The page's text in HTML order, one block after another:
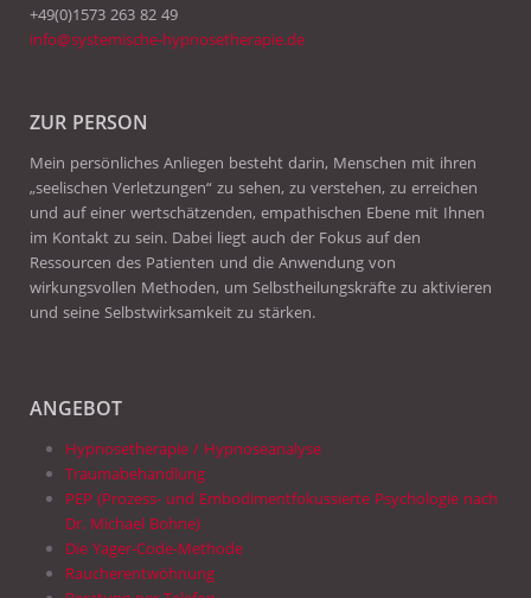
+49(0)1573 263 82 49
info@systemische-hypnosetherapie.de
ZUR PERSON
Mein persönliches Anliegen besteht darin, Menschen mit ihren
„seelischen Verletzungen“ zu sehen, zu verstehen, zu erreichen
und auf einer wertschätzenden, empathischen Ebene mit Ihnen
im Kontakt zu sein. Dabei liegt auch der Fokus auf den
Ressourcen des Patienten und die Anwendung von
wirkungsvollen Methoden, um Selbstheilungskräfte zu aktivieren
und seine Selbstwirksamkeit zu stärken.
ANGEBOT
Hypnosetherapie / Hypnoseanalyse
Traumabehandlung
PEP (Prozess- und Embodimentfokussierte Psychologie nach
Dr. Michael Bohne)
Die Yager-Code-Methode
Raucherentwöhnung